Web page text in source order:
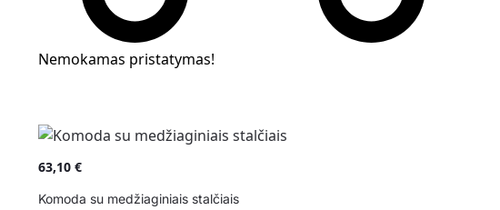
Nemokamas pristatymas!
63,10 €
Komoda su medžiaginiais stalčiais